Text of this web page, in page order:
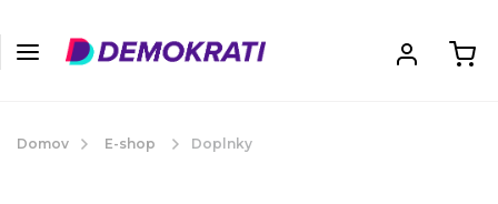
Domov E-shop Doplnky